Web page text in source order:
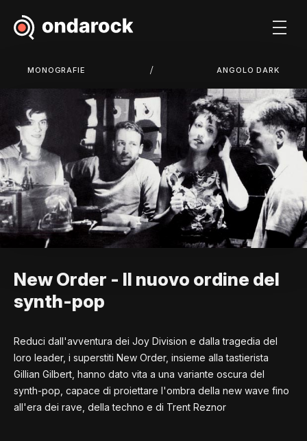
MONOGRAFIE / ANGOLO DARK
New Order - Il nuovo ordine del
synth-pop
Reduci dall'avventura dei Joy Division e dalla tragedia del
loro leader, i superstiti New Order, insieme alla tastierista
Gillian Gilbert, hanno dato vita a una variante oscura del
synth-pop, capace di proiettare l'ombra della new wave fino
all'era dei rave, della techno e di Trent Reznor